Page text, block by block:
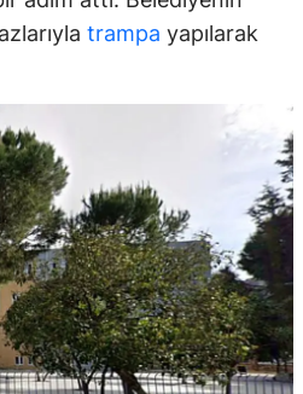
trampa yapılarak